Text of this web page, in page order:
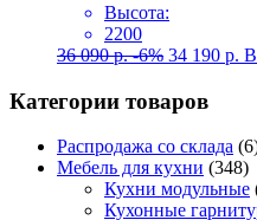
Высота:
2200
36 090р. -6% 34 190 р.
Категории товаров
Распродажа со склада
Мебель для кухни (348)
Кухни модульные
Кухонные